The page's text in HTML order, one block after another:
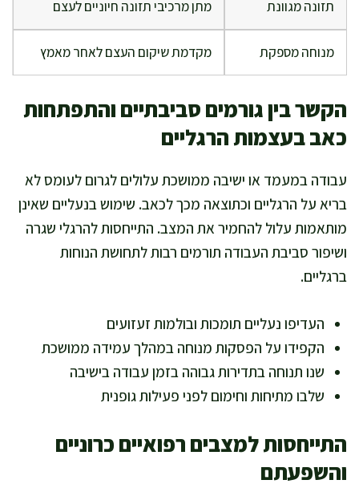
תזונה מגוונת מתן מרכיבי תזונה חיוניים לעצם
מנוחה מספקת מקדמת שיקום העצם לאחר מאמץ
הקשר בין גורמים סביבתיים והתפתחות
כאב בעצמות הרגליים
עבודה במעמד או ישיבה ממושכת עלולים לגרום לעומס לא
בריא על הרגליים וכתוצאה מכך לכאב. שימוש בנעליים שאינן
מותאמות עלול להחמיר את המצב. התייחסות להרגלי שגרה
ושיפור סביבת העבודה תורמים רבות לתחושת הנוחות
ברגליים.
העדיפו נעליים תומכות ובולמות זעזועים
הקפידו על הפסקות מנוחה במהלך עמידה ממושכת
שנו תנוחה בתדירות גבוהה בזמן עבודה בישיבה
שלבו מתיחות וחימום לפני פעילות גופנית
התייחסות למצבים רפואיים כרוניים
והשפעתם